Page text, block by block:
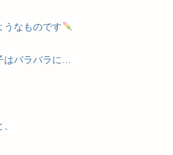
うなものです
はバラバラに…